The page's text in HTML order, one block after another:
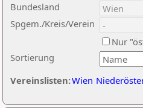
Sortierung
Bundesland
Spgem./Kreis/Verein
Nur
Vereinslisten:Wien